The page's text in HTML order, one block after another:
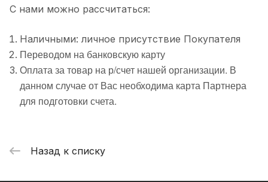
С нами можно рассчитаться:
Наличными: личное присутствие Покупателя
Переводом на банковскую карту
Оплата за товар на р/счет нашей организации. В
данном случае от Вас необходима карта Партнера
для подготовки счета.
Назад к списку